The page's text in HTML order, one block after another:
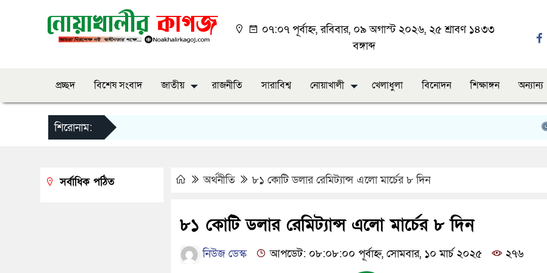
০৭:০৭ পূর্বাহ্ন, রবিবার, ০৯ অগাস্ট ২০২৬, ২৫ শ্রাবণ ১৪৩৩
বঙ্গাব্দ
প্রচ্ছদ বিশেষ সংবাদ জাতীয় রাজনীতি সারাবিশ্ব নোয়াখালী খেলাধুলা বিনোদন শিক্ষাঙ্গন অন্যান্য
শিরোনাম:
অর্থনীতি ৮১ কোটি ডলার রেমিট্যান্স এলো মার্চের ৮ দিন
৮১ কোটি ডলার রেমিট্যান্স এলো মার্চের ৮ দিন
নিউজ ডেস্ক আপডেট: ০৮:০৮:০০ পূর্বাহ্ন, সোমবার, ১০ মার্চ ২০২৫ ২৭৬
সর্বাধিক পঠিত